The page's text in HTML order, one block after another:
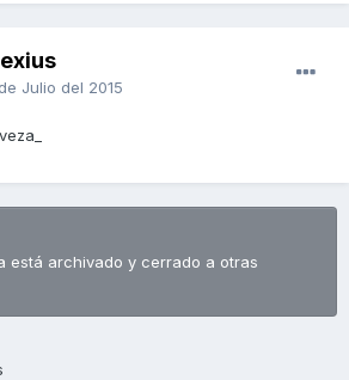
Julio del 2015
está archivado y cerrado a otras